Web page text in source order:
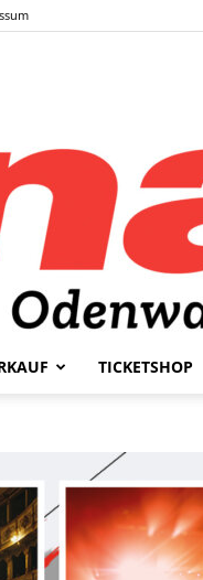
TICKETSHOP